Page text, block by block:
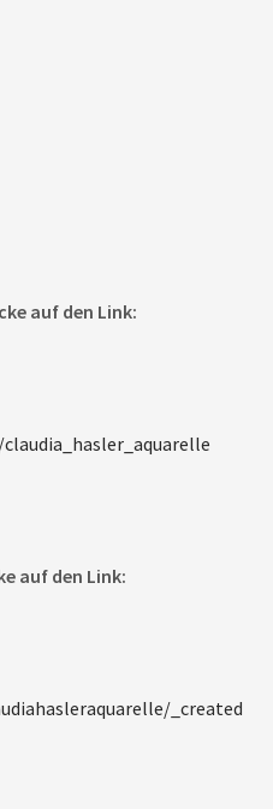
auf den Link:
auf den Link:
_created